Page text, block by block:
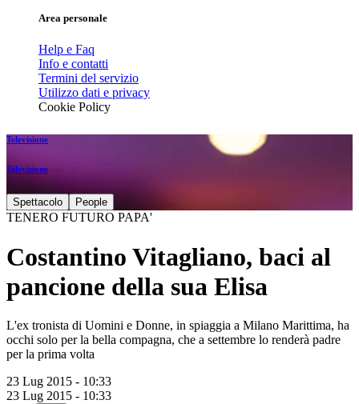
Area personale
Help e Faq
Info e contatti
Termini del servizio
Utilizzo dati e privacy
Cookie Policy
Televisione
Televisione
Spettacolo People
TENERO FUTURO PAPA'
Costantino Vitagliano, baci al
pancione della sua Elisa
L'ex tronista di Uomini e Donne, in spiaggia a Milano Marittima, ha
occhi solo per la bella compagna, che a settembre lo renderà padre
per la prima volta
23 Lug 2015 - 10:33
23 Lug 2015 - 10:33